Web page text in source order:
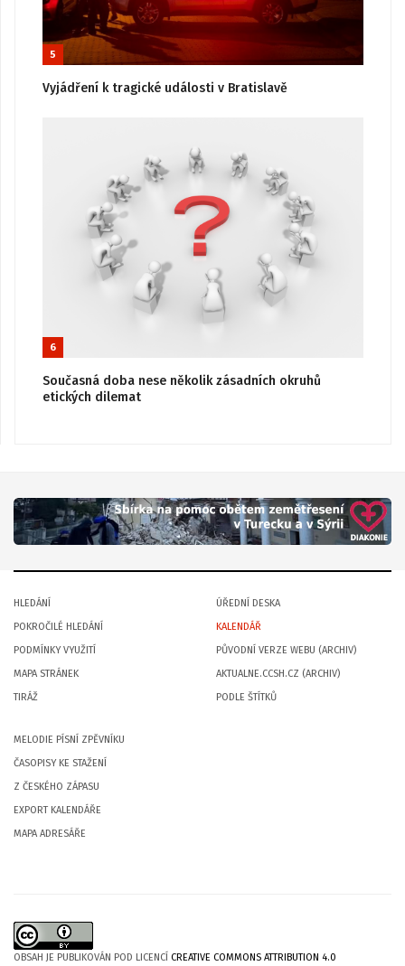
5
Vyjádření k tragické události v Bratislavě
6
Současná doba nese několik zásadních okruhů
etických dilemat
HLEDÁNÍ
POKROČILÉ HLEDÁNÍ
PODMÍNKY VYUŽITÍ
MAPA STRÁNEK
TIRÁŽ
ÚŘEDNÍ DESKA
KALENDÁŘ
PŮVODNÍ VERZE WEBU (ARCHIV)
AKTUALNE.CCSH.CZ (ARCHIV)
PODLE ŠTÍTKŮ
MELODIE PÍSNÍ ZPĚVNÍKU
ČASOPISY KE STAŽENÍ
Z ČESKÉHO ZÁPASU
EXPORT KALENDÁŘE
MAPA ADRESÁŘE
OBSAH JE PUBLIKOVÁN POD LICENCÍ CREATIVE COMMONS ATTRIBUTION 4.0